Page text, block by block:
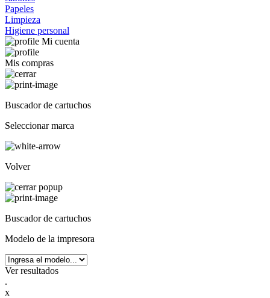
Papeles
Limpieza
Higiene personal
Mi cuenta
Mis compras
Buscador de cartuchos
Seleccionar marca
Volver
Buscador de cartuchos
Modelo de la impresora
Ver resultados
.
x